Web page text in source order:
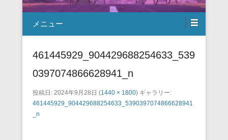
メニュー
461445929_904429688254633_539
0397074866628941_n
投稿日: 2024年9月28日 (1440 × 1800) ギャラリー:
461445929_904429688254633_5390397074866628941
_n